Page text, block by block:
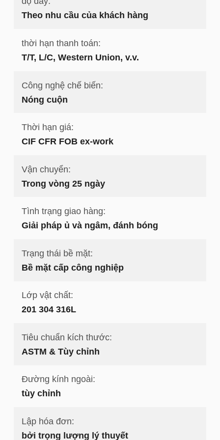
Theo nhu cầu của khách hàng
thời hạn thanh toán:
T/T, L/C, Western Union, v.v.
Công nghệ chế biến:
Nóng cuộn
Thời hạn giá:
CIF CFR FOB ex-work
Vận chuyển:
Trong vòng 25 ngày
Tình trạng giao hàng:
Giải pháp ủ và ngâm, đánh bóng
Trạng thái bề mặt:
Bề mặt cấp công nghiệp
Lớp vật chất:
201 304 316L
Tiêu chuẩn kích thước:
ASTM & Tùy chỉnh
Đường kính ngoài:
tùy chỉnh
Lập hóa đơn:
bởi trọng lượng lý thuyết